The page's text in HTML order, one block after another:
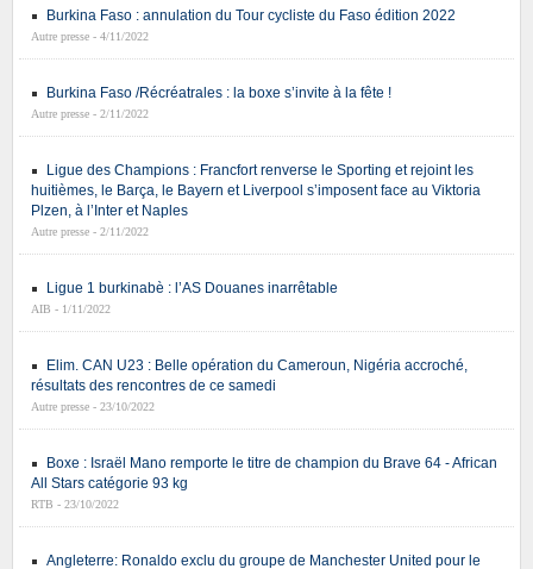
Burkina Faso : annulation du Tour cycliste du Faso édition 2022
Autre presse - 4/11/2022
Burkina Faso /Récréatrales : la boxe s’invite à la fête !
Autre presse - 2/11/2022
Ligue des Champions : Francfort renverse le Sporting et rejoint les
huitièmes, le Barça, le Bayern et Liverpool s’imposent face au Viktoria
Plzen, à l’Inter et Naples
Autre presse - 2/11/2022
Ligue 1 burkinabè : l’AS Douanes inarrêtable
AIB - 1/11/2022
Elim. CAN U23 : Belle opération du Cameroun, Nigéria accroché,
résultats des rencontres de ce samedi
Autre presse - 23/10/2022
Boxe : Israël Mano remporte le titre de champion du Brave 64 - African
All Stars catégorie 93 kg
RTB - 23/10/2022
Angleterre: Ronaldo exclu du groupe de Manchester United pour le